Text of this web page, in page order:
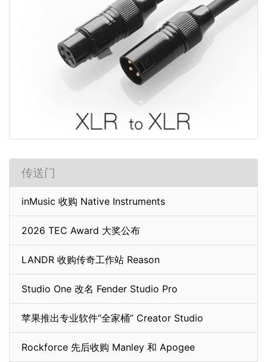
传送门
inMusic 收购 Native Instruments
2026 TEC Award 大奖公布
LANDR 收购传奇工作站 Reason
Studio One 改名 Fender Studio Pro
苹果推出专业软件“全家桶” Creator Studio
Rockforce 先后收购 Manley 和 Apogee